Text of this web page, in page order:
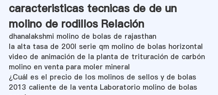
caracteristicas tecnicas de de un
molino de rodillos Relación
dhanalakshmi molino de bolas de rajasthan
la alta tasa de 200l serie qm molino de bolas horizontal
video de animación de la planta de trituración de carbón
molino en venta para moler mineral
¿Cuál es el precio de los molinos de sellos y de bolas
2013 caliente de la venta Laboratorio molino de bolas